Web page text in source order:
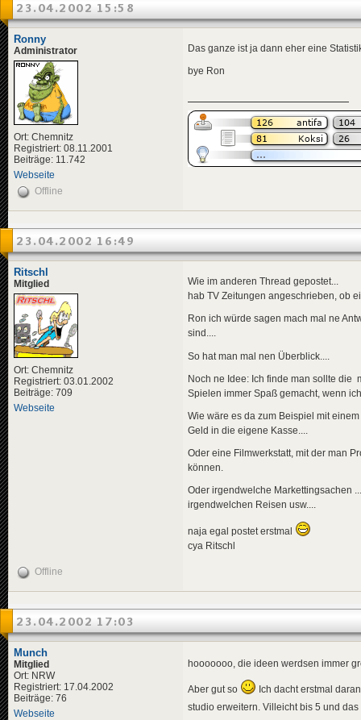
23.04.2002 15:58
Ronny
Administrator
Ort: Chemnitz
Registriert: 08.11.2001
Beiträge: 11.742
Webseite
Das ganze ist ja dann eher eine
bye Ron
Offline
23.04.2002 16:49
Ritschl
Mitglied
Ort: Chemnitz
Registriert: 03.01.2002
Beiträge: 709
Webseite
Wie im anderen Thread gepostet...
hab TV Zeitungen angeschrieben, ob
Ron ich würde sagen mach mal ne
sind....
So hat man mal nen Überblick....
Noch ne Idee: Ich finde man sollte die
Spielen immer Spaß gemacht, wenn
Wie wäre es da zum Beispiel mit
Geld in die eigene Kasse....
Oder eine Filmwerkstatt, mit der man
können.
Oder irgendwelche Markettingsachen
irgendwelchen Reisen usw....
naja egal postet erstmal
cya Ritschl
Offline
23.04.2002 17:03
Munch
Mitglied
Ort: NRW
Registriert: 17.04.2002
Beiträge: 76
Webseite
hooooooo, die ideen werdsen immer
Aber gut so
Ich dacht erstmal
studio erweitern. Villeicht bis 5 und